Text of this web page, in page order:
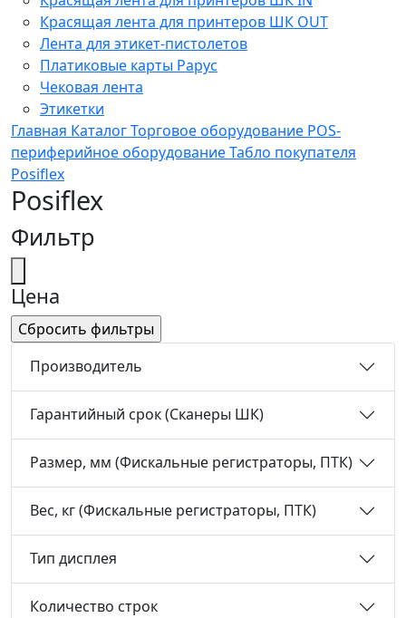
Красящая лента для принтеров ШК OUT
Лента для этикет-пистолетов
Платиковые карты Рарус
Чековая лента
Этикетки
Главная КаталогТорговое оборудование POS-
периферийное оборудованиеТабло покупателя
Posiflex
Posiflex
Фильтр
Цена
Производитель
Гарантийный срок (Сканеры ШК)
Размер, мм (Фискальные регистраторы, ПТК)
Вес, кг (Фискальные регистраторы, ПТК)
Тип дисплея
Количество строк